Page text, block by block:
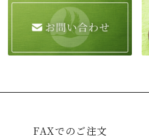
FAXでのご注文